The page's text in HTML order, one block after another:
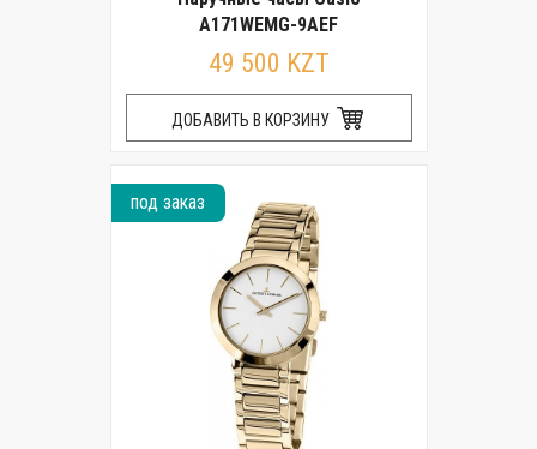
A171WEMG-9AEF
49 500 KZT
ДОБАВИТЬ В КОРЗИНУ
под заказ